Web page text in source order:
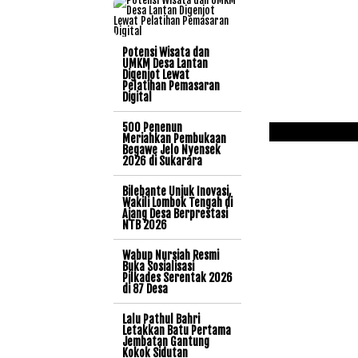
Potensi Wisata dan
UMKM Desa Lantan
Digenjot Lewat
Pelatihan Pemasaran
Digital
500 Penenun
Meriahkan Pembukaan
Begawe Jelo Nyensek
2026 di Sukarara
Bilebante Unjuk Inovasi,
Wakili Lombok Tengah di
Ajang Desa Berprestasi
NTB 2026
Wabup Nursiah Resmi
Buka Sosialisasi
Pilkades Serentak 2026
di 87 Desa
Lalu Pathul Bahri
Letakkan Batu Pertama
Jembatan Gantung
Kokok Sidutan